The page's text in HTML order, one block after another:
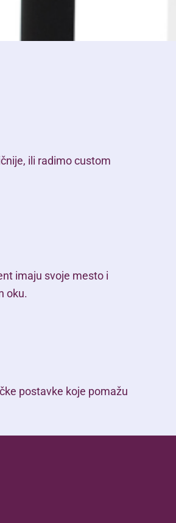
ili radimo custom
imaju svoje mesto i
oku.
postavke koje pomažu